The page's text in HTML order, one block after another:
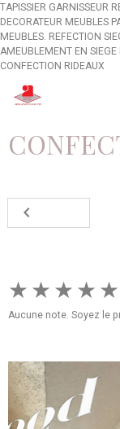
TAPISSIER GARNISSEUR
DECORATEUR MEUBLES
MEUBLES. REFECTION
AMEUBLEMENT EN SIEGE
CONFECTION RIDEAUX
★ ★ ★ ★ ★
Aucune note. Soyez le